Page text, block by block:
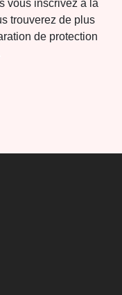
vous inscrivez à la
trouverez de plus
de protection